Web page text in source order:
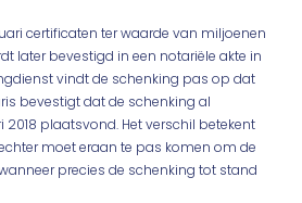
certificaten ter waarde van miljoenen
later bevestigd in een notariële akte in
vindt de schenking pas op dat
bevestigt dat de schenking al
plaatsvond. Het verschil betekent
moet eraan te pas komen om de
precies de schenking tot stand